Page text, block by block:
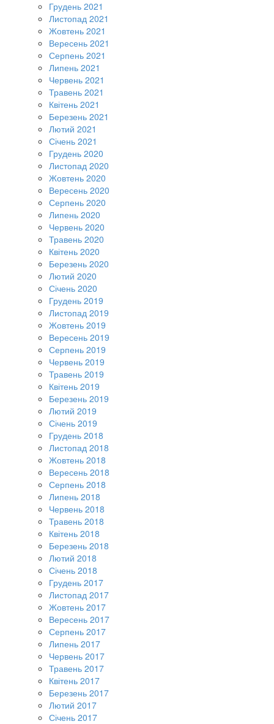
Грудень 2021
Листопад 2021
Жовтень 2021
Вересень 2021
Серпень 2021
Липень 2021
Червень 2021
Травень 2021
Квітень 2021
Березень 2021
Лютий 2021
Січень 2021
Грудень 2020
Листопад 2020
Жовтень 2020
Вересень 2020
Серпень 2020
Липень 2020
Червень 2020
Травень 2020
Квітень 2020
Березень 2020
Лютий 2020
Січень 2020
Грудень 2019
Листопад 2019
Жовтень 2019
Вересень 2019
Серпень 2019
Червень 2019
Травень 2019
Квітень 2019
Березень 2019
Лютий 2019
Січень 2019
Грудень 2018
Листопад 2018
Жовтень 2018
Вересень 2018
Серпень 2018
Липень 2018
Червень 2018
Травень 2018
Квітень 2018
Березень 2018
Лютий 2018
Січень 2018
Грудень 2017
Листопад 2017
Жовтень 2017
Вересень 2017
Серпень 2017
Липень 2017
Червень 2017
Травень 2017
Квітень 2017
Березень 2017
Лютий 2017
Січень 2017